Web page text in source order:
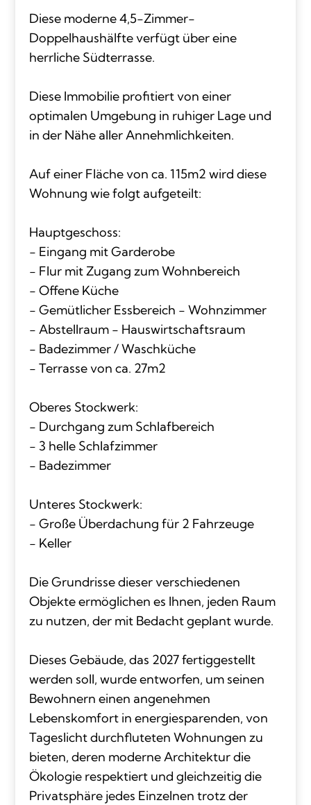
Diese moderne 4,5-Zimmer-
Doppelhaushälfte verfügt über eine
herrliche Südterrasse.
Diese Immobilie profitiert von einer
optimalen Umgebung in ruhiger Lage und
in der Nähe aller Annehmlichkeiten.
Auf einer Fläche von ca. 115m2 wird diese
Wohnung wie folgt aufgeteilt:
Hauptgeschoss:
- Eingang mit Garderobe
- Flur mit Zugang zum Wohnbereich
- Offene Küche
- Gemütlicher Essbereich - Wohnzimmer
- Abstellraum - Hauswirtschaftsraum
- Badezimmer / Waschküche
- Terrasse von ca. 27m2
Oberes Stockwerk:
- Durchgang zum Schlafbereich
- 3 helle Schlafzimmer
- Badezimmer
Unteres Stockwerk:
- Große Überdachung für 2 Fahrzeuge
- Keller
Die Grundrisse dieser verschiedenen
Objekte ermöglichen es Ihnen, jeden Raum
zu nutzen, der mit Bedacht geplant wurde.
Dieses Gebäude, das 2027 fertiggestellt
werden soll, wurde entworfen, um seinen
Bewohnern einen angenehmen
Lebenskomfort in energiesparenden, von
Tageslicht durchfluteten Wohnungen zu
bieten, deren moderne Architektur die
Ökologie respektiert und gleichzeitig die
Privatsphäre jedes Einzelnen trotz der